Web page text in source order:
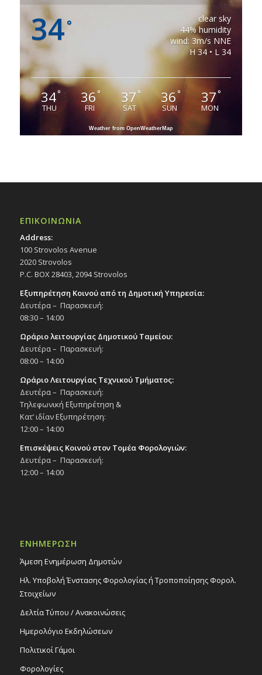
34°
clear sky
44% humidity
wind: 3m/s NNE
H 34 • L 34
34°
THU
36°
FRI
37°
SAT
36°
SUN
37°
MON
Weather from OpenWeatherMap
ΕΠΙΚΟΙΝΩΝΙΑ
Address:
100 Strovolos Avenue
2020 Strovolos
P.C. BOX 28403, 2094 Strovolos
Εξυπηρέτηση Κοινού από τη Δημοτική Υπηρεσία:
Δευτέρα – Παρασκευή:
08:30 – 14:00
Ωράριο λειτουργίας Δημοτικού Ταμείου:
Δευτέρα – Παρασκευή:
08:00 – 14:00
Ωράριο Λειτουργίας Τεχνικού Τμήματος:
Δευτέρα – Παρασκευή:
Τηλεφωνική Εξυπηρέτηση &
Κατ’ ιδίαν Εξυπηρέτηση:
12:00 – 14:00
Επισκέψεις Κοινού στον Τομέα Φορολογιών:
Δευτέρα – Παρασκευή:
12:00 – 14:00
ΕΝΗΜΕΡΩΣΗ
Άμεση Ενημέρωση Δημοτών
Ηλ. Υποβολή Ένστασης Φορολογίας ή Τροποποίησης Φορολ.
Στοιχείων
Δελτία Τύπου / Ανακοινώσεις
Ημερολόγιο Εκδηλώσεων
Πολιτικοί Γάμοι
Φορολογίες